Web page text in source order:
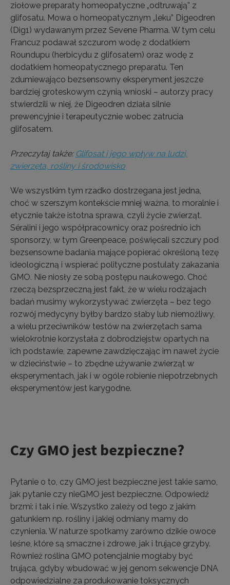
ziołowe preparaty homeopatyczne „odtruwają” z
glifosatu. Mowa o homeopatycznym „leku” Digeodren
(Dig1) wydawanym przez Sevene Pharma. W tym celu
Francuz podawał szczurom wodę z dodatkiem
Roundupu (herbicydu z glifosatem) oraz wodę z
dodatkiem homeopatycznego preparatu. Ten
zdumiewająco bezsensowny eksperyment jeszcze
bardziej groteskowym czynią wnioski – autorzy pracy
stwierdzili w niej, że Digeodren działa silnie
prewencyjnie i terapeutycznie wobec zatrucia
glifosatem.
Przeczytaj także: Glifosat i jego wpływ na ludzi,
zwierzęta, rośliny i środowisko
We wszystkim tym rzadko dostrzegana jest jedna,
choć w szerszym kontekście mniej ważna, to moralnie i
etycznie także istotna sprawa, czyli życie zwierząt.
Séralini i jego współpracownicy oraz pośrednio ich
sponsorzy, w tym Greenpeace, poświęcali szczury pod
bezsensowne badania mające popierać określoną tezę
ideologiczną i wspierać polityczne postulaty zakazania
GMO. Nie niosły ze sobą postępu naukowego. Choć
rzeczą bezsprzeczną jest fakt, że w wielu rodzajach
badań musimy wykorzystywać zwierzęta – bez tego
rozwój medycyny byłby bardzo słaby lub niemożliwy,
a wielu przeciwników testów na zwierzętach sama
wielokrotnie korzystała z dobrodziejstw opartych na
ich podstawie, zapewne zawdzięczając im nawet życie
w dzieciństwie – to zbędne używanie zwierząt w
eksperymentach, jak i w ogóle robienie niepotrzebnych
eksperymentów jest karygodne.
Czy GMO jest bezpieczne?
Pytanie o to, czy GMO jest bezpieczne jest takie samo,
jak pytanie czy nieGMO jest bezpieczne. Odpowiedź
brzmi: i tak i nie. Wszystko zależy od tego z jakim
gatunkiem np. rośliny i jakiej odmiany mamy do
czynienia. W naturze spotkamy zarówno dzikie owoce
leśne, które są smaczne i zdrowe, jak i trujące grzyby.
Również roślina GMO potencjalnie mogłaby być
trująca, gdyby wbudować w jej genom sekwencje DNA
odpowiedzialne za produkowanie toksycznych